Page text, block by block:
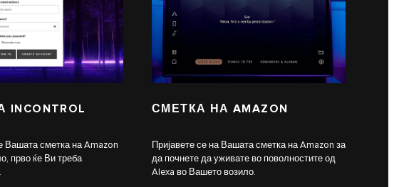
Вашата сметка на Amazon
прво ќе Ви треба
СМЕТКА НА AMAZON
Пријавете се на Вашата сметка на Amazon за
да почнете да уживате во поволностите од
Alexa во Вашето возило.